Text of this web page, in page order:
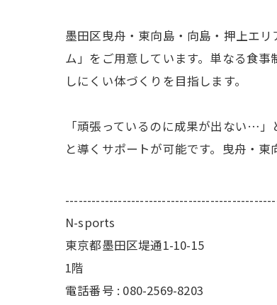
墨田区曳舟・東向島・向島・押上エ
ム」をご用意しています。単なる食
しにくい体づくりを目指します。
「頑張っているのに成果が出ない…
と導くサポートが可能です。曳舟・
N-sports
東京都墨田区堤通1-10-15
1階
電話番号 : 080-2569-8203